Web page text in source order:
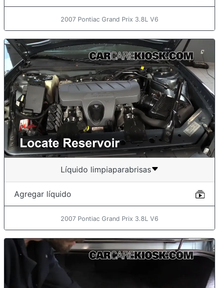
2007 Pontiac Grand Prix 3.8L V6
Líquido limpiaparabrisas
Agregar líquido
2007 Pontiac Grand Prix 3.8L V6